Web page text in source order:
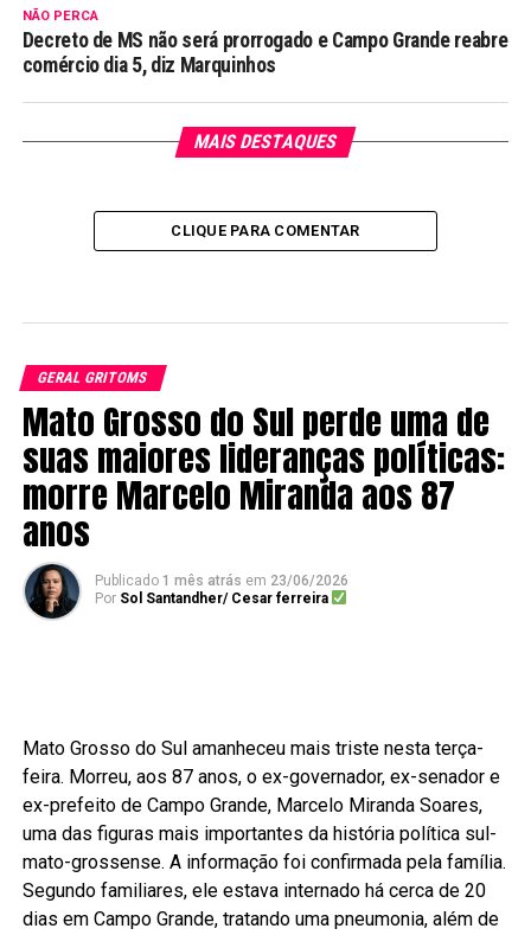
NÃO PERCA
Decreto de MS não será prorrogado e Campo Grande reabre
comércio dia 5, diz Marquinhos
MAIS DESTAQUES
CLIQUE PARA COMENTAR
GERAL GRITOMS
Mato Grosso do Sul perde uma de
suas maiores lideranças políticas:
morre Marcelo Miranda aos 87
anos
Publicado 1 mês atrás em 23/06/2026
Por Sol Santandher/ Cesar ferreira
Mato Grosso do Sul amanheceu mais triste nesta terça-
feira. Morreu, aos 87 anos, o ex-governador, ex-senador e
ex-prefeito de Campo Grande, Marcelo Miranda Soares,
uma das figuras mais importantes da história política sul-
mato-grossense. A informação foi confirmada pela família.
Segundo familiares, ele estava internado há cerca de 20
dias em Campo Grande, tratando uma pneumonia, além de